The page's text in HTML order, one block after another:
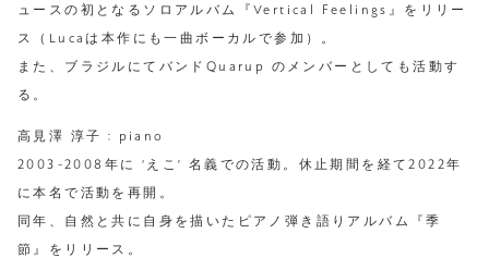
ュースの初となるソロアルバム『Vertical Feelings』をリリー
ス（Lucaは本作にも一曲ボーカルで参加）。
また、ブラジルにてバンドQuarup のメンバーとしても活動す
る。
高見澤 淳子 : piano
2003-2008年に ‘えこ’ 名義での活動。休止期間を経て2022年
に本名で活動を再開。
同年、自然と共に自身を描いたピアノ弾き語りアルバム『季
節』をリリース。